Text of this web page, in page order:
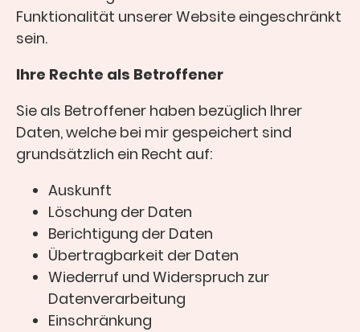
Funktionalität unserer Website eingeschränkt
sein.
Ihre Rechte als Betroffener
Sie als Betroffener haben bezüglich Ihrer
Daten, welche bei mir gespeichert sind
grundsätzlich ein Recht auf:
Auskunft
Löschung der Daten
Berichtigung der Daten
Übertragbarkeit der Daten
Wiederruf und Widerspruch zur
Datenverarbeitung
Einschränkung